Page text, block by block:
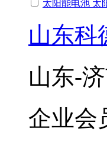
太阳能电池 太
山东科
山东-
企业会